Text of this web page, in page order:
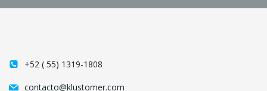
+52 ( 55) 1319-1808
contacto@klustomer.com